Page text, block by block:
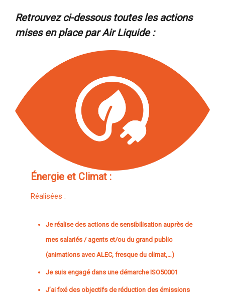
Retrouvez ci-dessous toutes les actions
mises en place par Air Liquide :
Énergie et Climat :
Réalisées :
Je réalise des actions de sensibilisation auprès de
mes salariés / agents et/ou du grand public
(animations avec ALEC, fresque du climat,…)
Je suis engagé dans une démarche ISO50001
J’ai fixé des objectifs de réduction des émissions